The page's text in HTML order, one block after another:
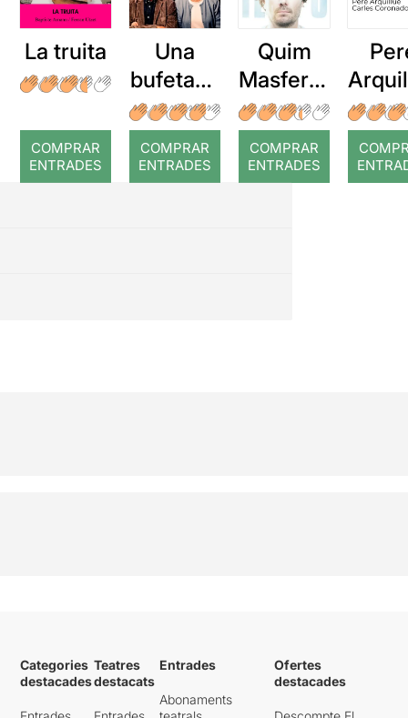
La truita
COMPRAR
ENTRADES
Una
bufetada
a temps
COMPRAR
ENTRADES
Quim
Masferre
r: Temps
COMPRAR
ENTRADES
:
Categories
destacades
Teatres
destacats
Entrades
Abonaments
Ofertes
destacades